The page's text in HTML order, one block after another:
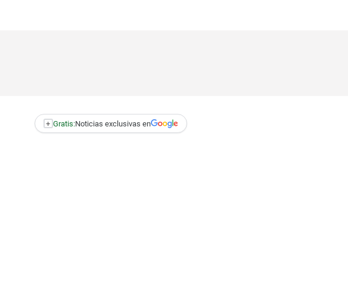
+ Gratis:Noticias exclusivas en